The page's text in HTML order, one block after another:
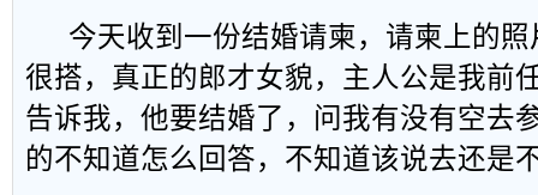
今天收到一份结婚请柬，请柬上的照
很搭，真正的郎才女貌，主人公是我前
告诉我，他要结婚了，问我有没有空去
的不知道怎么回答，不知道该说去还是